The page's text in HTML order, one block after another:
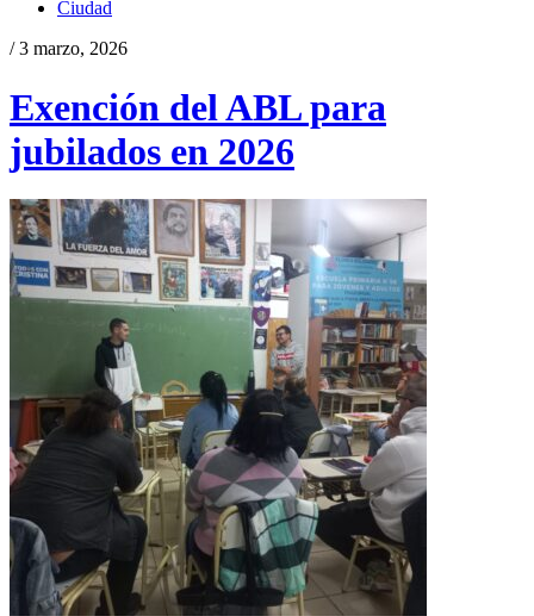
Ciudad
/ 3 marzo, 2026
Exención del ABL para
jubilados en 2026